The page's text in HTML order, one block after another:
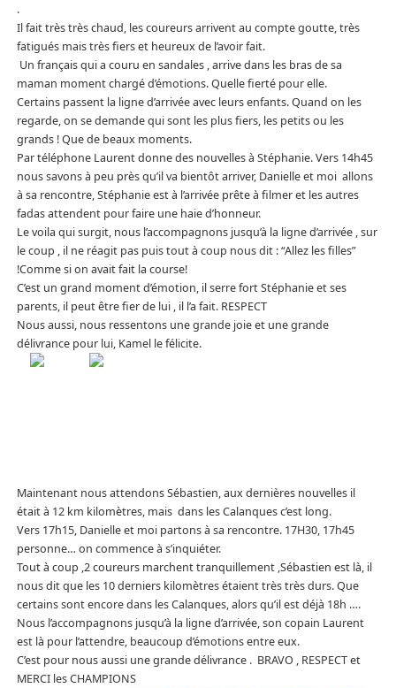
.
Il fait très très chaud, les coureurs arrivent au compte goutte, très
fatigués mais très fiers et heureux de l’avoir fait.
Un français qui a couru en sandales , arrive dans les bras de sa
maman moment chargé d’émotions. Quelle fierté pour elle.
Certains passent la ligne d’arrivée avec leurs enfants. Quand on les
regarde, on se demande qui sont les plus fiers, les petits ou les
grands ! Que de beaux moments.
Par téléphone Laurent donne des nouvelles à Stéphanie. Vers 14h45
nous savons à peu près qu’il va bientôt arriver, Danielle et moi allons
à sa rencontre, Stéphanie est à l’arrivée prête à filmer et les autres
fadas attendent pour faire une haie d’honneur.
Le voila qui surgit, nous l’accompagnons jusqu’à la ligne d’arrivée , sur
le coup , il ne réagit pas puis tout à coup nous dit : “Allez les filles”
!Comme si on avait fait la course!
C’est un grand moment d’émotion, il serre fort Stéphanie et ses
parents, il peut être fier de lui , il l’a fait. RESPECT
Nous aussi, nous ressentons une grande joie et une grande
délivrance pour lui, Kamel le félicite.
Maintenant nous attendons Sébastien, aux dernières nouvelles il
était à 12 km kilomètres, mais dans les Calanques c’est long.
Vers 17h15, Danielle et moi partons à sa rencontre. 17H30, 17h45
personne… on commence à s’inquiéter.
Tout à coup ,2 coureurs marchent tranquillement ,Sébastien est là, il
nous dit que les 10 derniers kilomètres étaient très très durs. Que
certains sont encore dans les Calanques, alors qu’il est déjà 18h ….
Nous l’accompagnons jusqu’à la ligne d’arrivée, son copain Laurent
est là pour l’attendre, beaucoup d’émotions entre eux.
C’est pour nous aussi une grande délivrance . BRAVO , RESPECT et
MERCI les CHAMPIONS